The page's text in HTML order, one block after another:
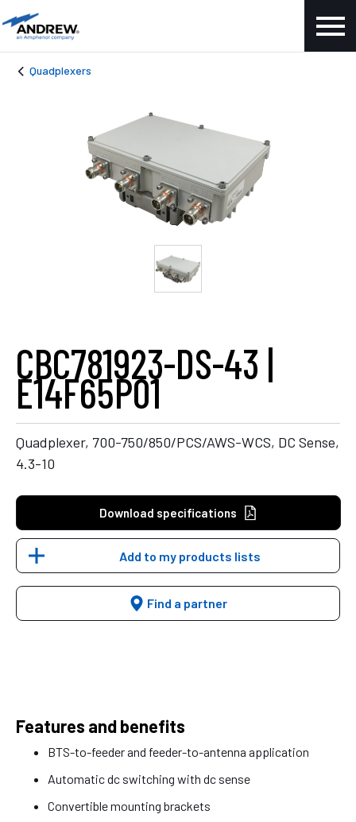
Quadplexers
CBC781923-DS-43 |
E14F65P01
Quadplexer, 700-750/850/PCS/AWS-WCS, DC Sense,
4.3-10
Download specifications
Add to my products lists
Find a partner
Features and benefits
BTS-to-feeder and feeder-to-antenna application
Automatic dc switching with dc sense
Convertible mounting brackets